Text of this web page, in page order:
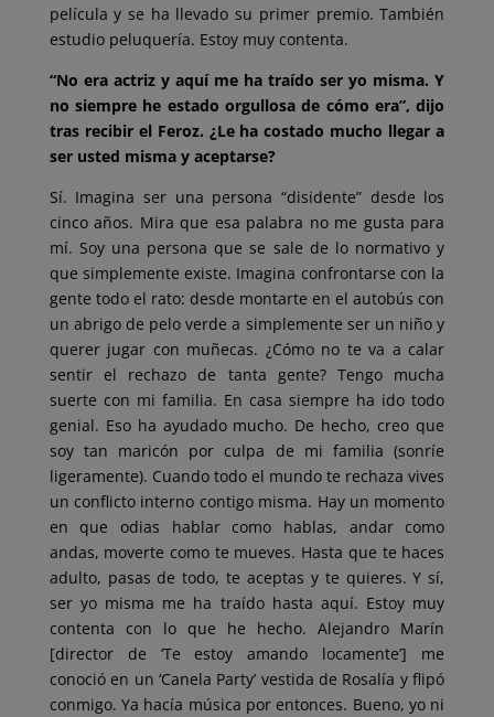
película y se ha llevado su primer premio. También
estudio peluquería. Estoy muy contenta.
“No era actriz y aquí me ha traído ser yo misma. Y
no siempre he estado orgullosa de cómo era”, dijo
tras recibir el Feroz. ¿Le ha costado mucho llegar a
ser usted misma y aceptarse?
Sí. Imagina ser una persona “disidente” desde los
cinco años. Mira que esa palabra no me gusta para
mí. Soy una persona que se sale de lo normativo y
que simplemente existe. Imagina confrontarse con la
gente todo el rato: desde montarte en el autobús con
un abrigo de pelo verde a simplemente ser un niño y
querer jugar con muñecas. ¿Cómo no te va a calar
sentir el rechazo de tanta gente? Tengo mucha
suerte con mi familia. En casa siempre ha ido todo
genial. Eso ha ayudado mucho. De hecho, creo que
soy tan maricón por culpa de mi familia (sonríe
ligeramente). Cuando todo el mundo te rechaza vives
un conflicto interno contigo misma. Hay un momento
en que odias hablar como hablas, andar como
andas, moverte como te mueves. Hasta que te haces
adulto, pasas de todo, te aceptas y te quieres. Y sí,
ser yo misma me ha traído hasta aquí. Estoy muy
contenta con lo que he hecho. Alejandro Marín
[director de ‘Te estoy amando locamente’] me
conoció en un ‘Canela Party’ vestida de Rosalía y flipó
conmigo. Ya hacía música por entonces. Bueno, yo ni